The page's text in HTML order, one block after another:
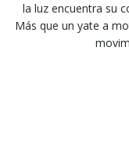
la luz encuentra su
Más que un yate a